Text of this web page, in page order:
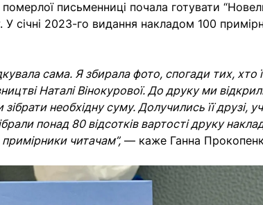
письменниці почала готувати
січні 2023-го видання накладом 100
сама. Я збирала фото, спогади тих, хто
Наталі Вінокурової. До друку ми
необхідну суму. Долучились її друзі,
понад 80 відсотків вартості друку
читачам”, — каже Ганна